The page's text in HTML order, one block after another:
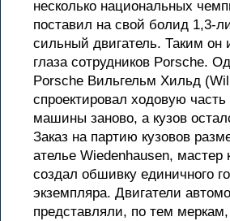
несколько национальных
поставил на свой болид 1,3-
сильный двигатель. Таким он
глаза сотрудников Porsche.
Porsche Вильгельм Хильд
спроектировал ходовую часть
машины заново, а кузов
Заказ на партию кузовов
ателье Wiedenhausen, мастер
создал обшивку единичного
экземпляра. Двигатели
представляли, по тем меркам,